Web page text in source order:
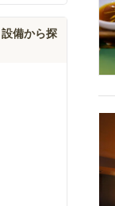
備から探